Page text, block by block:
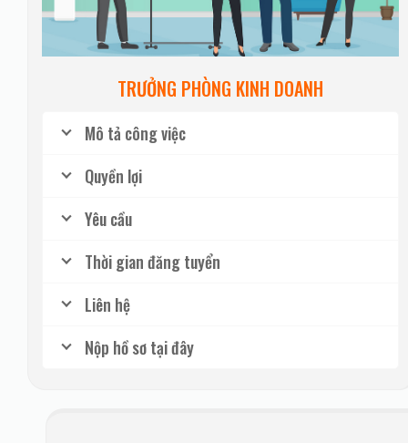
TRƯỞNG PHÒNG KINH DOANH
Mô tả công việc
Quyền lợi
Yêu cầu
Thời gian đăng tuyển
Liên hệ
Nộp hồ sơ tại đây